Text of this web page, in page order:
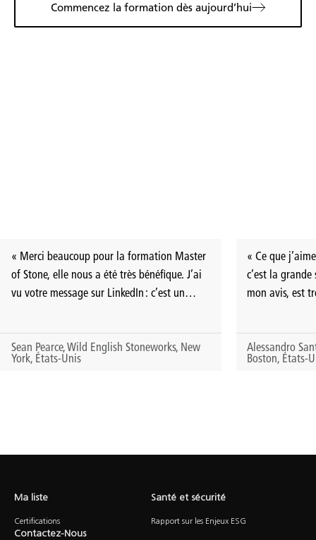
Commencez la formation dès aujourd’hui
« Merci beaucoup pour la formation Master
of Stone, elle nous a été très bénéfique. J’ai
vu votre message sur LinkedIn : c’est un
Sean Pearce, Wild English Stoneworks, New
York, États-Unis
« Ce que
c’est la
mon avis, est
Alessandro
Boston, États-
Ma liste
Certifications
Santé et sécurité
Rapport sur les Enjeux ESG
Contactez-Nous